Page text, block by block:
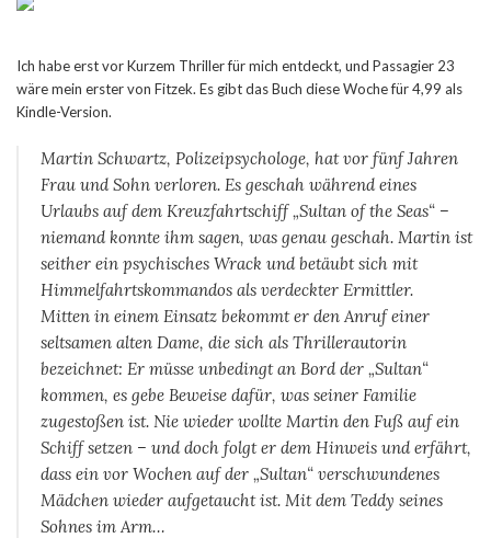
Ich habe erst vor Kurzem Thriller für mich entdeckt, und Passagier 23
wäre mein erster von Fitzek. Es gibt das Buch diese Woche für 4,99 als
Kindle-Version.
Martin Schwartz, Polizeipsychologe, hat vor fünf Jahren
Frau und Sohn verloren. Es geschah während eines
Urlaubs auf dem Kreuzfahrtschiff „Sultan of the Seas“ –
niemand konnte ihm sagen, was genau geschah. Martin ist
seither ein psychisches Wrack und betäubt sich mit
Himmelfahrtskommandos als verdeckter Ermittler.
Mitten in einem Einsatz bekommt er den Anruf einer
seltsamen alten Dame, die sich als Thrillerautorin
bezeichnet: Er müsse unbedingt an Bord der „Sultan“
kommen, es gebe Beweise dafür, was seiner Familie
zugestoßen ist. Nie wieder wollte Martin den Fuß auf ein
Schiff setzen – und doch folgt er dem Hinweis und erfährt,
dass ein vor Wochen auf der „Sultan“ verschwundenes
Mädchen wieder aufgetaucht ist. Mit dem Teddy seines
Sohnes im Arm…